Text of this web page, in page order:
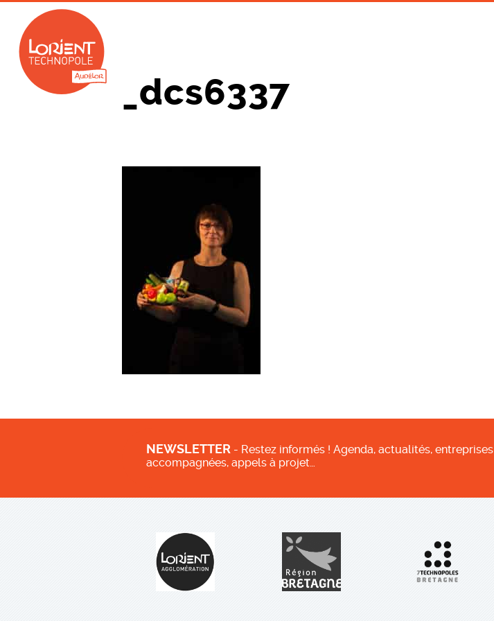
_dcs6337
NEWSLETTER - Restez informés ! Agenda, actualités, entreprises
accompagnées, appels à projet…